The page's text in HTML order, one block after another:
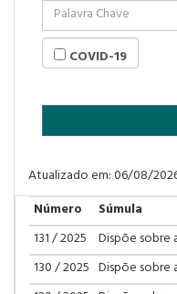
COVID-19
Atualizado em: 06/08/
Número
Súmula
131 / 2025 Dispõe sobre
130 / 2025 Dispõe sobre